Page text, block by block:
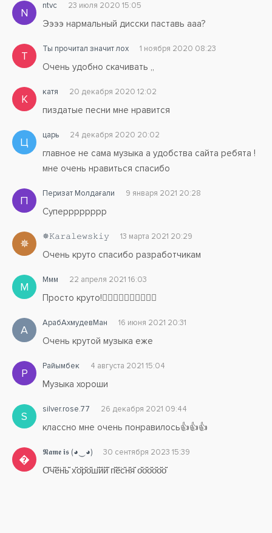
А я влюбился в тебя очень сильно
Музыка для души
Танцуй со мной
Я не отдам тебя
Ни за что и никому
Музыка для души
Ни за что и никому
N
ntvc 23 июля 2020 15:05
Ээээ нармальный дисски паставь ааа?
Т
Ты прочитал значит лох 1 ноября 2020 08:23
Очень удобно скачивать ,,
К
катя 20 декабря 2020 12:02
пиздатые песни мне нравится
Ц
царь 24 декабря 2020 20:02
главное не сама музыка а удобства сайта ребята !
мне очень нравиться спасибо
П
Перизат Молдағали 9 января 2021 20:28
Суперррррррр
✵
✵𝙺𝚊𝚛𝚊𝚕𝚎𝚠𝚜𝚔𝚒𝚢 13 марта 2021 20:29
Очень круто спасибо разработчикам
М
Ммм 22 апреля 2021 16:03
Просто круто!👌🏻👏🏻👏🏻👏🏻👏🏻
А
АрабАхмудевМан 16 июня 2021 20:31
Очень крутой музыка еже
Р
Райымбек 4 августа 2021 15:04
Музыка хороши
S
silver.rose.77 26 декабря 2021 09:44
классно мне очень понравилось👍👍👍

𝕹𝖆𝖒𝖊 𝖎𝖘 (◕‿◕) 30 сентября 2023 15:39
О̆̈ч̆̈ӗ̈н̆̈ь̆̈ х̆̈о̆̈р̆̈о̆̈ш̆̈й̈й̆̈ п̆̈ӗ̈с̆̈н̆̈я̆̈ о̆̈о̆̈о̆̈о̆̈о̆̈о̆̈